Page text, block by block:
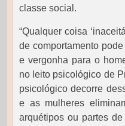
classe social.
“Qualquer coisa
de comportamento
e vergonha para o
no leito psicológico de
psicológico decorre
e as mulheres
arquétipos ou partes